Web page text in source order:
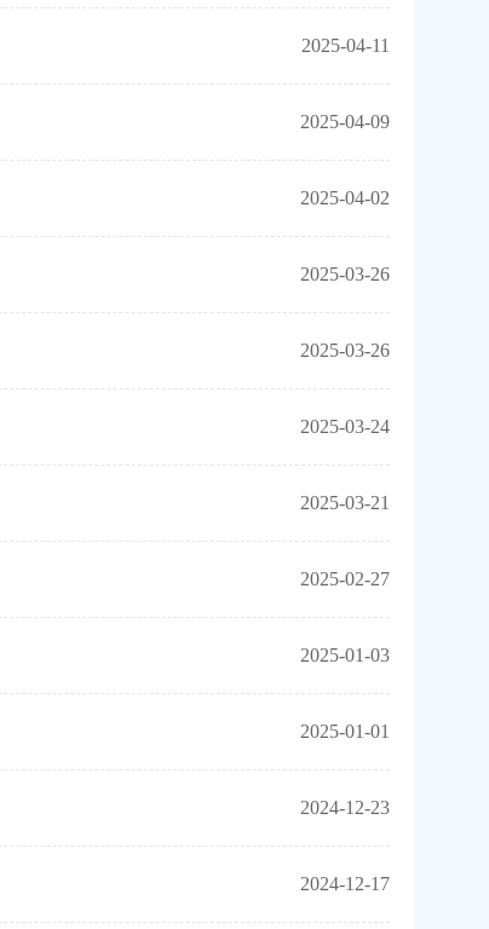
2025-04-11
2025-04-09
2025-04-02
2025-03-26
2025-03-26
2025-03-24
2025-03-21
2025-02-27
2025-01-03
2025-01-01
2024-12-23
2024-12-17